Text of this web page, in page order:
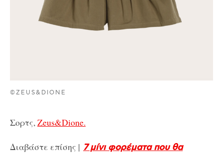
©ZEUS&DIONE
Σορτς, Zeus&Dione.
Διαβάστε επίσης | 7 μίνι φορέματα που θα